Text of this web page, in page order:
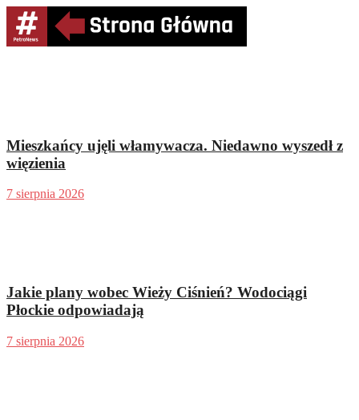
Mieszkańcy ujęli włamywacza. Niedawno wyszedł z
więzienia
7 sierpnia 2026
Jakie plany wobec Wieży Ciśnień? Wodociągi
Płockie odpowiadają
7 sierpnia 2026